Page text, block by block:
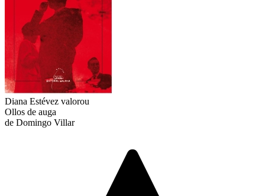
Diana Estévez valorou
Ollos de auga
de Domingo Villar